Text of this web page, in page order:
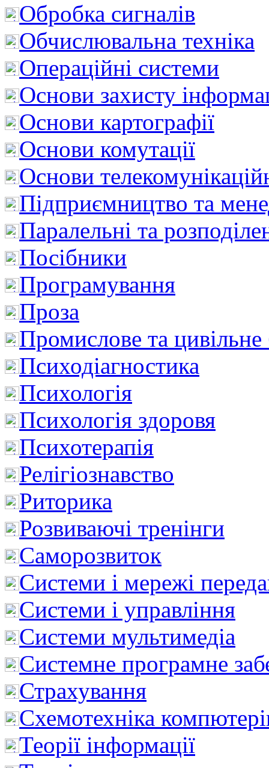
Обробка сигналів
Обчислювальна техніка
Операційні системи
Основи захисту
Основи картографії
Основи комутації
Основи
Підприємництво та
Паралельні та
Посібники
Програмування
Проза
Промислове та цивільне
Психодіагностика
Психологія
Психологія здоровя
Психотерапія
Релігіознавство
Риторика
Розвиваючі тренінги
Саморозвиток
Системи і мережі
Системи і управління
Системи мультимедіа
Системне програмне
Страхування
Схемотехніка
Теорії інформації